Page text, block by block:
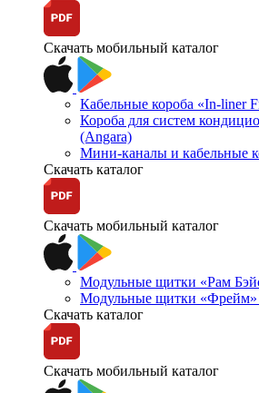
Скачать мобильный каталог
Кабельные короба «In-liner
Короба для систем
(Angara)
Мини-каналы и кабельные
Скачать каталог
Скачать мобильный каталог
Модульные щитки «Рам
Модульные щитки
Скачать каталог
Скачать мобильный каталог